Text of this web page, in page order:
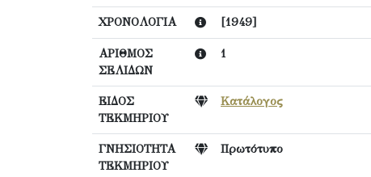
ΧΡΟΝΟΛΟΓΙΑ [1949]
ΑΡΙΘΜΟΣ
ΣΕΛΙΔΩΝ
1
ΕΙΔΟΣ
ΤΕΚΜΗΡΙΟΥ
Κατάλογος
ΓΝΗΣΙΟΤΗΤΑ
ΤΕΚΜΗΡΙΟΥ
Πρωτότυπο